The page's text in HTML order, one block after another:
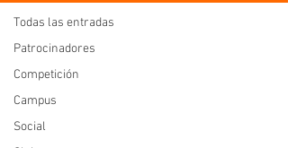
Todas las entradas
Patrocinadores
Competición
Campus
Social